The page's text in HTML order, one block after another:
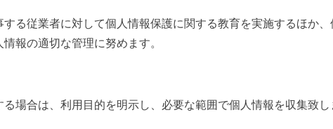
る従業者に対して個人情報保護に関する教育を実施するほか
報の適切な管理に努めます。
場合は、利用目的を明示し、必要な範囲で個人情報を収集致し